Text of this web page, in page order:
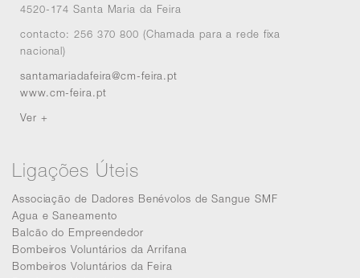
4520-174 Santa Maria da Feira
contacto: 256 370 800 (Chamada para a rede fixa
nacional)
santamariadafeira@cm-feira.pt
www.cm-feira.pt
Ver +
Ligações Úteis
Associação de Dadores Benévolos de Sangue SMF
Agua e Saneamento
Balcão do Empreendedor
Bombeiros Voluntários da Arrifana
Bombeiros Voluntários da Feira